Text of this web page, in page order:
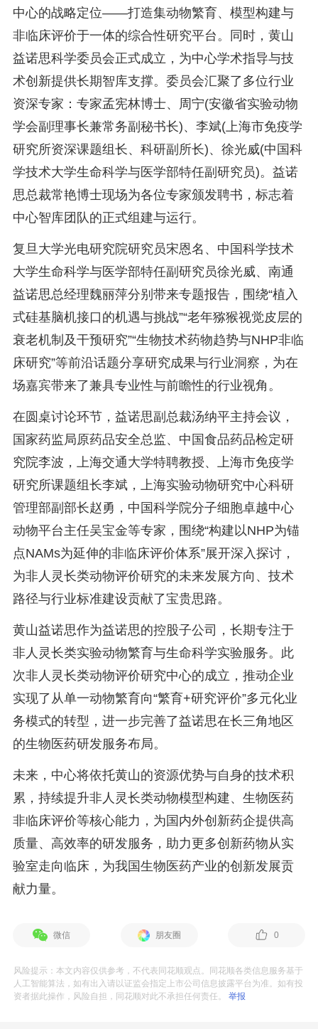
中心的战略定位——打造集动物繁育、模型构建与
非临床评价于一体的综合性研究平台。同时，黄山
益诺思科学委员会正式成立，为中心学术指导与技
术创新提供长期智库支撑。委员会汇聚了多位行业
资深专家：专家孟宪林博士、周宁(安徽省实验动物
学会副理事长兼常务副秘书长)、李斌(上海市免疫学
研究所资深课题组长、科研副所长)、徐光威(中国科
学技术大学生命科学与医学部特任副研究员)。益诺
思总裁常艳博士现场为各位专家颁发聘书，标志着
中心智库团队的正式组建与运行。
复旦大学光电研究院研究员宋恩名、中国科学技术
大学生命科学与医学部特任副研究员徐光威、南通
益诺思总经理魏丽萍分别带来专题报告，围绕“植入
式硅基脑机接口的机遇与挑战”“老年猕猴视觉皮层的
衰老机制及干预研究”“生物技术药物趋势与NHP非临
床研究”等前沿话题分享研究成果与行业洞察，为在
场嘉宾带来了兼具专业性与前瞻性的行业视角。
在圆桌讨论环节，益诺思副总裁汤纳平主持会议，
国家药监局原药品安全总监、中国食品药品检定研
究院李波，上海交通大学特聘教授、上海市免疫学
研究所课题组长李斌，上海实验动物研究中心科研
管理部副部长赵勇，中国科学院分子细胞卓越中心
动物平台主任吴宝金等专家，围绕“构建以NHP为锚
点NAMs为延伸的非临床评价体系”展开深入探讨，
为非人灵长类动物评价研究的未来发展方向、技术
路径与行业标准建设贡献了宝贵思路。
黄山益诺思作为益诺思的控股子公司，长期专注于
非人灵长类实验动物繁育与生命科学实验服务。此
次非人灵长类动物评价研究中心的成立，推动企业
实现了从单一动物繁育向“繁育+研究评价”多元化业
务模式的转型，进一步完善了益诺思在长三角地区
的生物医药研发服务布局。
未来，中心将依托黄山的资源优势与自身的技术积
累，持续提升非人灵长类动物模型构建、生物医药
非临床评价等核心能力，为国内外创新药企提供高
质量、高效率的研发服务，助力更多创新药物从实
验室走向临床，为我国生物医药产业的创新发展贡
献力量。
微信 朋友圈 0
风险提示：本文内容仅供参考，不代表同花顺观点。同花顺各类信息服务基于
人工智能算法，如有出入请以证监会指定上市公司信息披露平台为准。如有投
资者据此操作，风险自担，同花顺对此不承担任何责任。举报